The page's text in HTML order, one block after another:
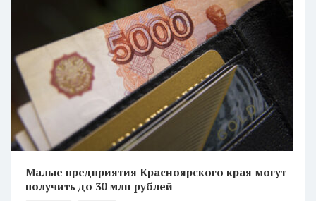
Малые предприятия Красноярского края могут
получить до 30 млн рублей